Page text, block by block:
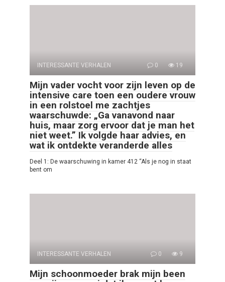
INTERESSANTE VERHALEN 0 19
Mijn vader vocht voor zijn leven op de
intensive care toen een oudere vrouw
in een rolstoel me zachtjes
waarschuwde: „Ga vanavond naar
huis, maar zorg ervoor dat je man het
niet weet.” Ik volgde haar advies, en
wat ik ontdekte veranderde alles
Deel 1: De waarschuwing in kamer 412 “Als je nog in staat
bent om
INTERESSANTE VERHALEN 0 9
Mijn schoonmoeder brak mijn been